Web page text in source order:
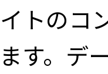
トのコ
す。デ